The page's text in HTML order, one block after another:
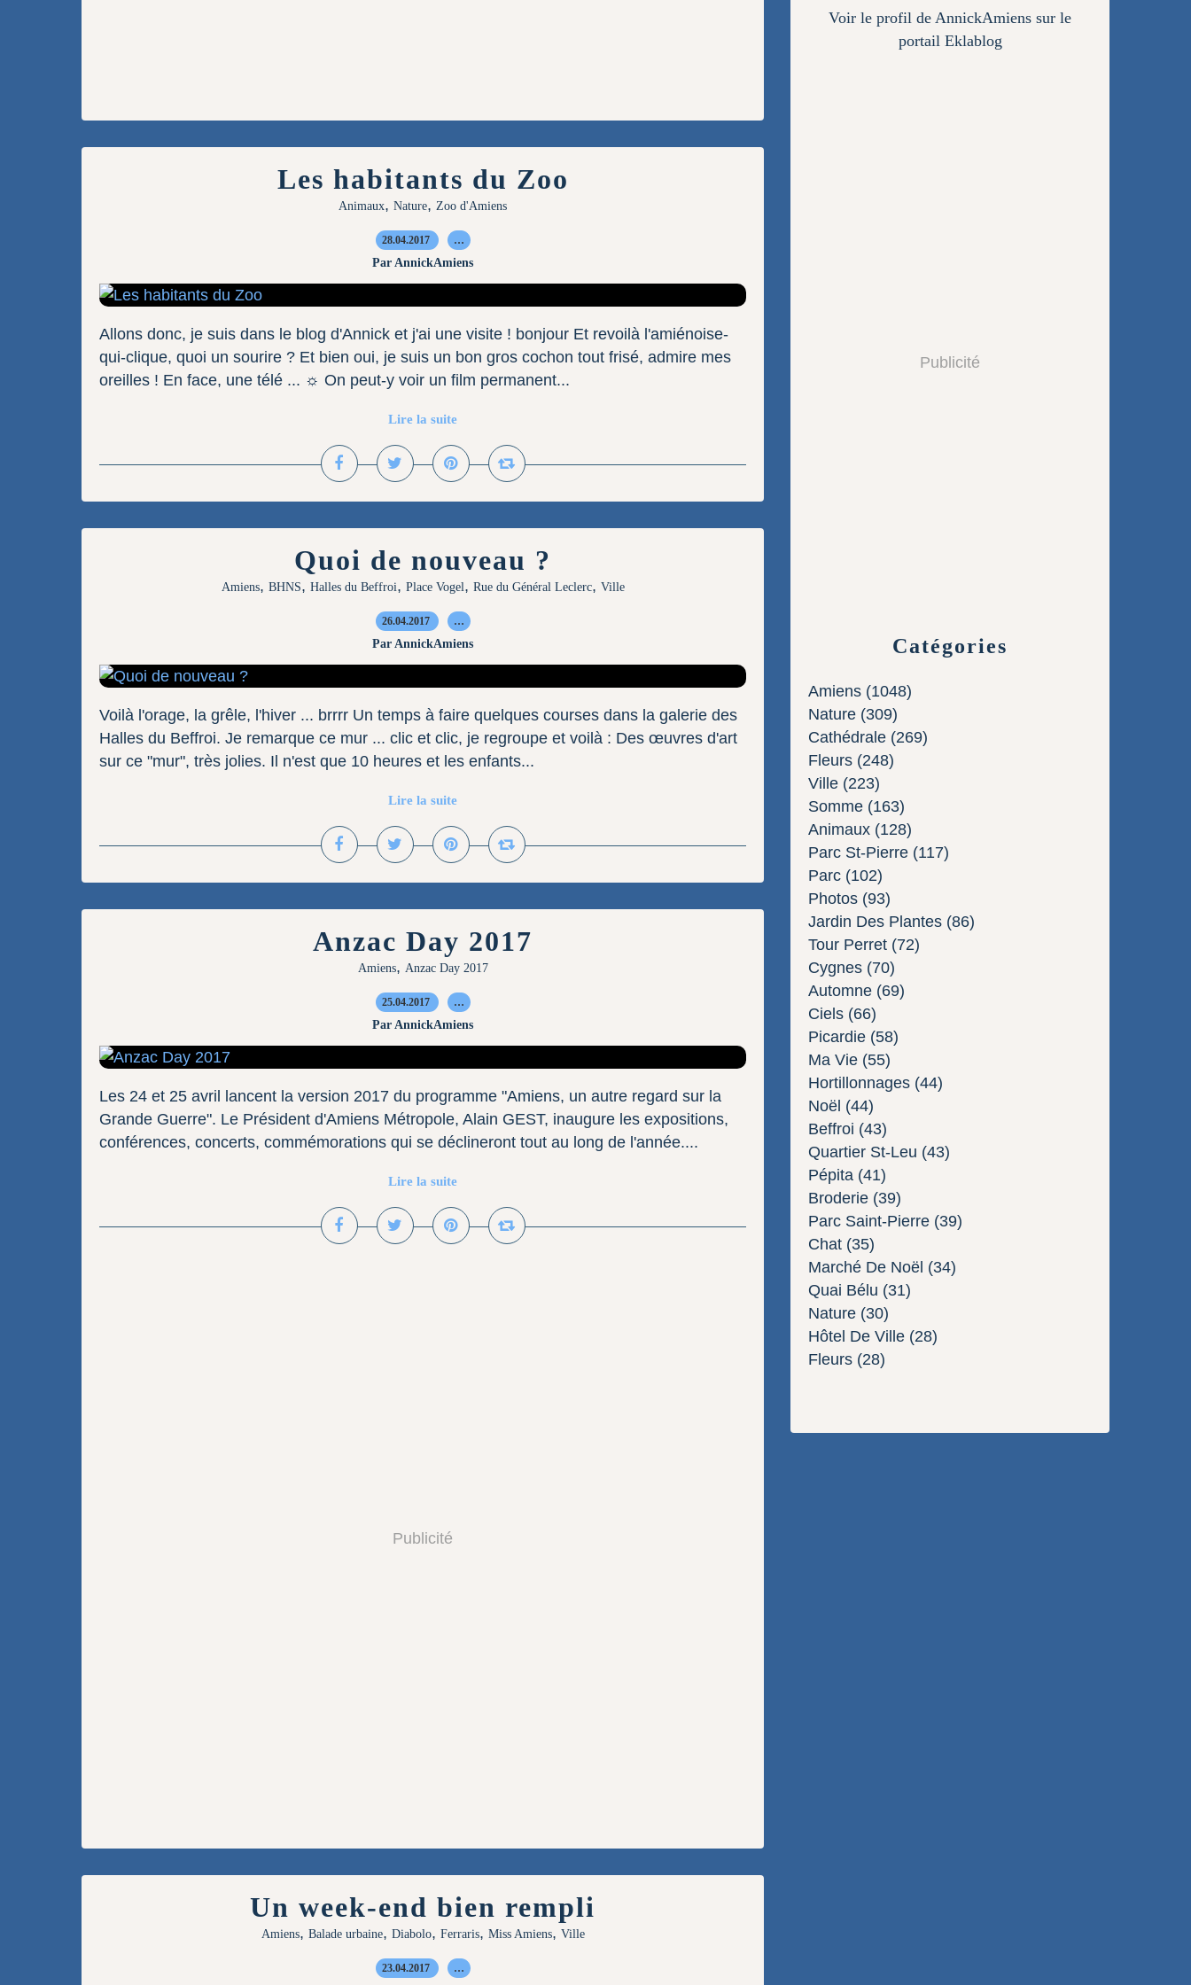
Les habitants du Zoo
Animaux, Nature, Zoo d'Amiens
28.04.2017 …
Par AnnickAmiens
Allons donc, je suis dans le blog d'Annick et j'ai une visite ! bonjour Et revoilà l'amiénoise-
qui-clique, quoi un sourire ? Et bien oui, je suis un bon gros cochon tout frisé, admire mes
oreilles ! En face, une télé ... ☼ On peut-y voir un film permanent...
Lire la suite
Quoi de nouveau ?
Amiens, BHNS, Halles du Beffroi, Place Vogel, Rue du Général Leclerc, Ville
26.04.2017 …
Par AnnickAmiens
Voilà l'orage, la grêle, l'hiver ... brrrr Un temps à faire quelques courses dans la galerie des
Halles du Beffroi. Je remarque ce mur ... clic et clic, je regroupe et voilà : Des œuvres d'art
sur ce "mur", très jolies. Il n'est que 10 heures et les enfants...
Lire la suite
Anzac Day 2017
Amiens, Anzac Day 2017
25.04.2017 …
Par AnnickAmiens
Les 24 et 25 avril lancent la version 2017 du programme "Amiens, un autre regard sur la
Grande Guerre". Le Président d'Amiens Métropole, Alain GEST, inaugure les expositions,
conférences, concerts, commémorations qui se déclineront tout au long de l'année....
Lire la suite
Publicité
Un week-end bien rempli
Amiens, Balade urbaine, Diabolo, Ferraris, Miss Amiens, Ville
23.04.2017 …
Catégories
Amiens (1048)
Nature (309)
Cathédrale (269)
Fleurs (248)
Ville (223)
Somme (163)
Animaux (128)
Parc St-Pierre (117)
Parc (102)
Photos (93)
Jardin Des Plantes (86)
Tour Perret (72)
Cygnes (70)
Automne (69)
Ciels (66)
Picardie (58)
Ma Vie (55)
Hortillonnages (44)
Noël (44)
Beffroi (43)
Quartier St-Leu (43)
Pépita (41)
Broderie (39)
Parc Saint-Pierre (39)
Chat (35)
Marché De Noël (34)
Quai Bélu (31)
Nature (30)
Hôtel De Ville (28)
Fleurs (28)
Voir le profil de AnnickAmiens sur le
portail Eklablog
Publicité